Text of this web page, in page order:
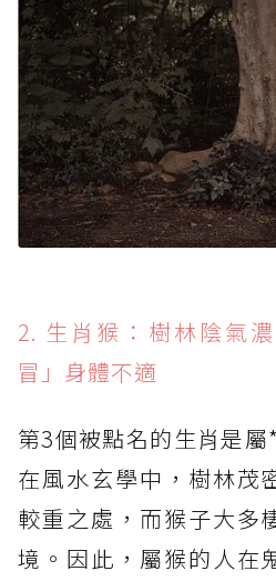
2. 生肖猴：樹林陰氣
冒」身體不適
第3個被點名的生肖是
在風水玄學中，樹林茂
較重之處，而猴子大多
境。因此，屬猴的人在